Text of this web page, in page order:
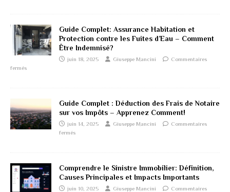
Guide Complet: Assurance Habitation et
Protection contre les Fuites d’Eau – Comment
Être Indemnisé?
juin 18, 2025 Giuseppe Mancini
Commentaires
fermés
Guide Complet : Déduction des Frais de Notaire
sur vos Impôts – Apprenez Comment!
juin 14, 2025 Giuseppe Mancini
Commentaires
fermés
Comprendre le Sinistre Immobilier: Définition,
Causes Principales et Impacts Importants
juin 10, 2025 Giuseppe Mancini
Commentaires